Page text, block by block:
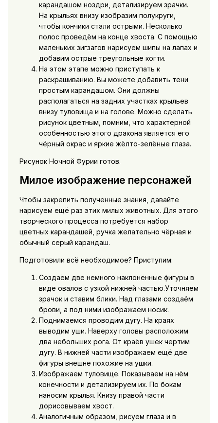
карандашом ноздри, детализируем зрачки.
На крыльях внизу изобразим полукруги,
чтобы кончики стали острыми. Несколько
полос проведём на конце хвоста. С помощью
маленьких зигзагов нарисуем шипы на лапах и
добавим острые треугольные когти.
На этом этапе можно приступать к
раскрашиванию. Вы можете добавить тени
простым карандашом. Они должны
располагаться на задних участках крыльев
внизу туловища и на голове. Можно сделать
рисунок цветным, помним, что характерной
особенностью этого дракона является его
чёрный окрас и яркие жёлто-зелёные глаза.
Рисунок Ночной Фурии готов.
Милое изображение персонажей
Чтобы закрепить полученные знания, давайте
нарисуем ещё раз этих милых животных. Для этого
творческого процесса потребуется набор
цветных карандашей, ручка желательно чёрная и
обычный серый карандаш.
Подготовили всё необходимое? Приступим:
Создаём две немного наклонённые фигуры в
виде овалов с узкой нижней частью.Уточняем
зрачок и ставим блики. Над глазами создаём
брови, а под ними изображаем носик.
Поднимаемся проводим дугу. На краях
выводим уши. Наверху головы расположим
два небольших рога. От краёв ушек чертим
дугу. В нижней части изображаем ещё две
фигуры внешне похожие на ушки.
Изображаем туловище. Показываем на нём
конечности и детализируем их. По бокам
наносим крылья. Книзу правой части
дорисовываем хвост.
Аналогичным образом, рисуем глаза и в